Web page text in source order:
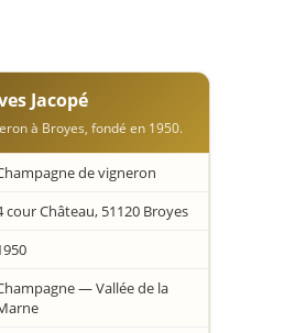
Jacopé
à Broyes, fondé en 1950.
de vigneron
cour Château, 51120 Broyes
— Vallée de la